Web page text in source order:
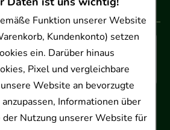
Funktion unserer Website
Kundenkonto) setzen
ein. Darüber hinaus
Pixel und vergleichbare
Website an bevorzugte
Informationen über
Nutzung unserer Website für